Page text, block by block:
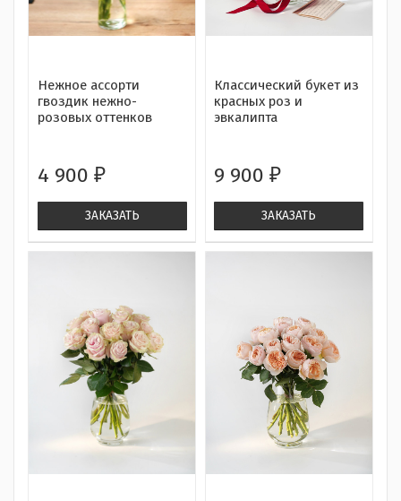
Нежное ассорти
гвоздик нежно-
розовых оттенков
4 900 ₽
ЗАКАЗАТЬ
Классический букет из
красных роз и
эвкалипта
9 900₽
ЗАКАЗАТЬ